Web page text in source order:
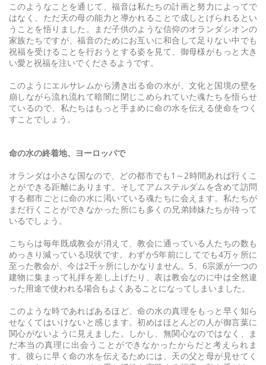
このようなことを通じて、福音は私たちの計画と努力によってで
はなく、ただ天の母の能力と導かれることで成しとげられるとい
うことを悟りました。まだ子供のような信仰のオランダシオンの
家族たちですが、福音のためにお互いに和合して足りない中でも
祝福を受けることを行おうとする姿を見て、御母様がもっと大き
い愛と祝福を注いでくださるようです。
このようにエルサレムから湧き出る命の水が、文化と国境の壁を
崩しながら流れ流れて暗闇に閉じこめられていた魂たちを悟らせ
ているので、私たちはもっと手まめに命の水を伝える使命をつく
すことでしょう。
命の水の終着地、ヨーロッパで
オランダは小さな国なので、どの都市でも1～2時間あれば行くこ
とができる距離にあります。そしてアムステルダムを含めて訪問
する都市ごとに命の水に渇いている魂たちに会えます。私たちが
まだ行くことができなかった所にも多くの兄弟姉妹たちが待って
いるでしょう。
こちらは毎年既成教会が消えて、教会に通っている人たちの数も
めっきり減っている現状です。わずか5年前にしてでも4万ヶ所に
至った教会が、今は2千ヶ所にしかなりません。5、6宗派が一つの
建物に集まって礼拝を差し上げたり、表は教会なのに中は全然違
った用途で使われる場合もよくあることになってしまいました。
このような時であればあるほど、命の水の真理をもっと早く知ら
せなくてはいけないと感じます。初めはほとんどの人が御言葉に
関心がないように見えました。しかし、無関心なのではなく、ま
だ本当の真理に出会うことができなかったからだと考えられま
す。彼らに早く命の水を伝えるためには、天の父と母が見せてく